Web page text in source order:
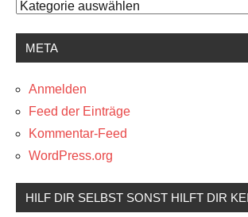
Kategorien
META
Anmelden
Feed der Einträge
Kommentar-Feed
WordPress.org
HILF DIR SELBST SONST HILFT DIR